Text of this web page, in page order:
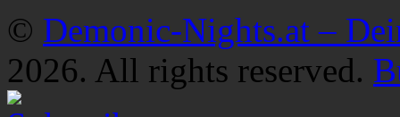
© Demonic-Nights.at –
2026. All rights reserved.